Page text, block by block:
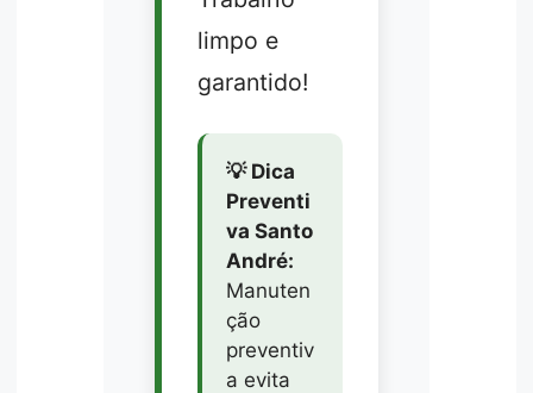
limpo e
garantido!
💡 Dica
Preventi
va Santo
André:
Manuten
ção
preventiv
a evita